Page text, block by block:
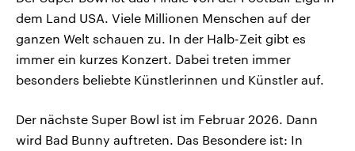
dem Land USA. Viele Millionen Menschen auf der
ganzen Welt schauen zu. In der Halb-Zeit gibt es
immer ein kurzes Konzert. Dabei treten immer
besonders beliebte Künstlerinnen und Künstler auf.
Der nächste Super Bowl ist im Februar 2026. Dann
wird Bad Bunny auftreten. Das Besondere ist: In